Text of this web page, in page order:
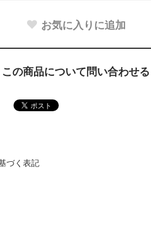
お気に入りに追加
この商品について問い合わせる
づく表記